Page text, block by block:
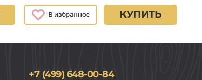
КУПИТЬ
+7 (499) 648-00-84